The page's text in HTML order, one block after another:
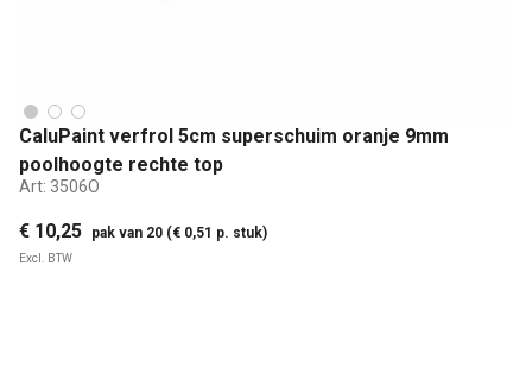
CaluPaint verfrol 5cm superschuim oranje 9mm
poolhoogte rechte top
Art: 3506O
€ 10,25 pak van 20 (€ 0,51 p. stuk)
Excl. BTW